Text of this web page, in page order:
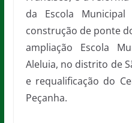
da Escola
construção de ponte
ampliação Escola
Aleluia, no distrito de
e requalificação do
Peçanha.